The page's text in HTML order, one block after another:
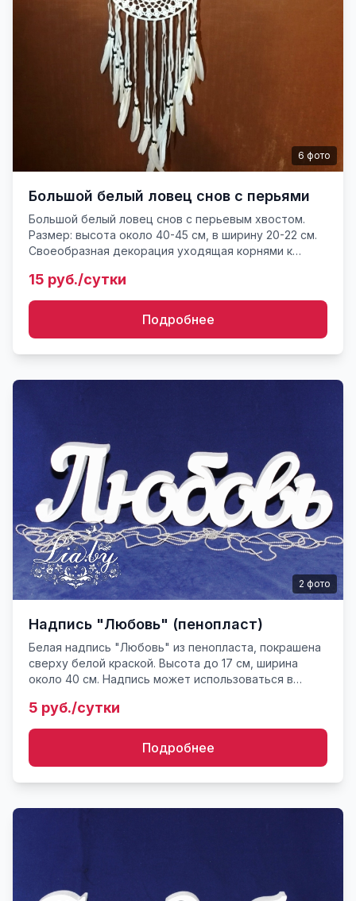
6 фото
Большой белый ловец снов с перьями
Большой белый ловец снов с перьевым хвостом.
Размер: высота около 40-45 см, в ширину 20-22 см.
Своеобразная декорация уходящая корнями к
спящего от злых духов....
15 руб./сутки
Подробнее
2 фото
Надпись "Любовь" (пенопласт)
Белая надпись "Любовь" из пенопласта, покрашена
сверху белой краской. Высота до 17 см, ширина
около 40 см. Надпись может использоваться в
фотозоны и в к...
5 руб./сутки
Подробнее